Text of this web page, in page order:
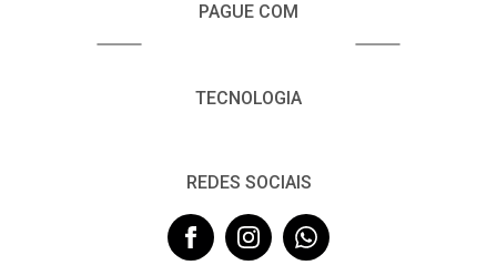
PAGUE COM
TECNOLOGIA
REDES SOCIAIS